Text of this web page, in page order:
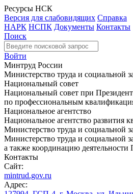
Ресурсы НСК
Версия для слабовидящих Справка
НАРК НСПК Документы Контакты
Поиск
Войти
Минтруд России
Министерство труда и социальной
Национальный совет
Национальный совет при
по профессиональным
Национальное агентство
Национальное агентство развития
Министерство труда и социальной
Министерство труда и социальной
а также координацию
Контакты
Сайт:
mintrud.gov.ru
Адрес: